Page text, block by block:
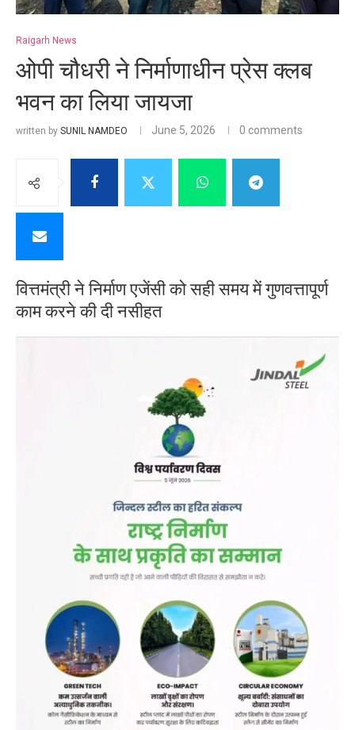
Raigarh News
ओपी चौधरी ने निर्माणाधीन प्रेस क्लब
भवन का लिया जायजा
written by SUNIL NAMDEO June 5, 2026 0 comments
वित्तमंत्री ने निर्माण एजेंसी को सही समय में गुणवत्तापूर्ण
काम करने की दी नसीहत